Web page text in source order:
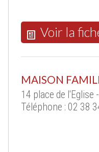
Voir la
MAISON
14 place de l'Eglise
Téléphone : 02 38